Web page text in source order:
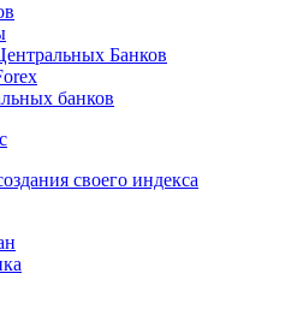
Банков
банков
своего индекса